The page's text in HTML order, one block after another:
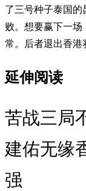
了三号种子泰国的
败。想要赢下一场
常。后者退出香港
延伸阅读
苦战三局
建佑无缘
强